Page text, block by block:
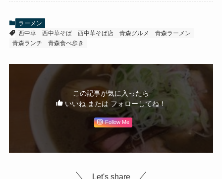
ラーメン
西中華
西中華そば 西中華そば店 青森グルメ
青森ラーメン
青森ランチ
青森食べ歩き
この記事が気に入ったら
いいね または フォローしてね！
Follow Me
Let's share